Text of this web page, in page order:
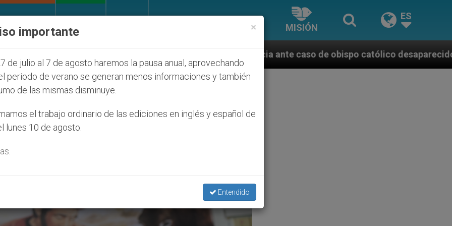
MISIÓN
ES
Seúl 2027 ONU se pronuncia ante caso de obispo católico desaparecido por la dictadura
El Buen Samaritano’
×
importante
de julio al 7 de agosto haremos la pausa anual, aprovechando
periodo de verano se generan menos informaciones y también
de las mismas disminuye.
el trabajo ordinario de las ediciones en inglés y español de
lunes 10 de agosto.
Entendido